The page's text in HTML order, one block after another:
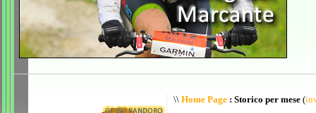
\\ Home Page : Storico per mese (